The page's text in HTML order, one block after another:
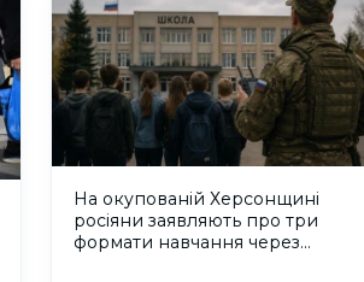
На окупованій Херсонщині
росіяни заявляють про три
формати навчання через